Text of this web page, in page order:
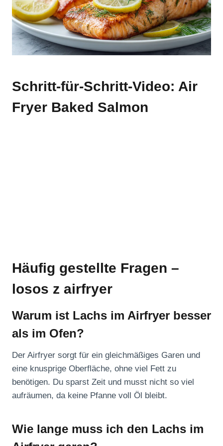
Schritt-für-Schritt-Video: Air
Fryer Baked Salmon
Häufig gestellte Fragen –
losos z airfryer
Warum ist Lachs im Airfryer besser
als im Ofen?
Der Airfryer sorgt für ein gleichmäßiges Garen und
eine knusprige Oberfläche, ohne viel Fett zu
benötigen. Du sparst Zeit und musst nicht so viel
aufräumen, da keine Pfanne voll Öl bleibt.
Wie lange muss ich den Lachs im